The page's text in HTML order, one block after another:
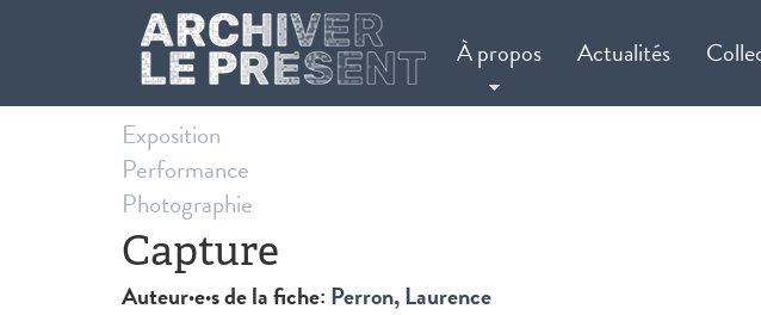
Aller au contenu principal
À propos Actualités
Exposition
Performance
Photographie
Capture
Auteur·e·s de la fiche: Perron, Laurence